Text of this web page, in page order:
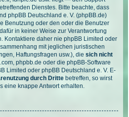
Dienstes. Bitte beachte, dass
phpBB Deutschland e. V. (phpBB.de)
Benutzung oder den oder die Benutzer
in keiner Weise zur Verantwortung
Kontaktiere daher nie phpBB Limited oder
mit jeglichen juristischen
Haftungsfragen usw.), die sich nicht
phpbb.de oder die phpBB-Software
Limited oder phpBB Deutschland e. V. E-
durch Dritte betreffen, so wirst
eine knappe Antwort erhalten.